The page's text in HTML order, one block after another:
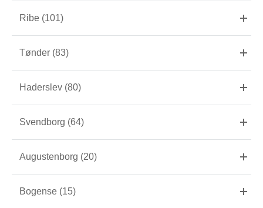
Ribe (101)
Tønder (83)
Haderslev (80)
Svendborg (64)
Augustenborg (20)
Bogense (15)